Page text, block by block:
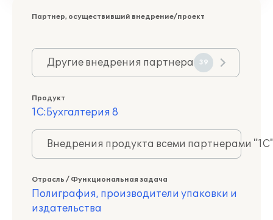
Партнер, осуществивший внедрение/проект
Другие внедрения партнера 39
Продукт
1С:Бухгалтерия 8
Внедрения продукта всеми партнерами
Отрасль / Функциональная задача
Полиграфия, производители упаковки и
издательства